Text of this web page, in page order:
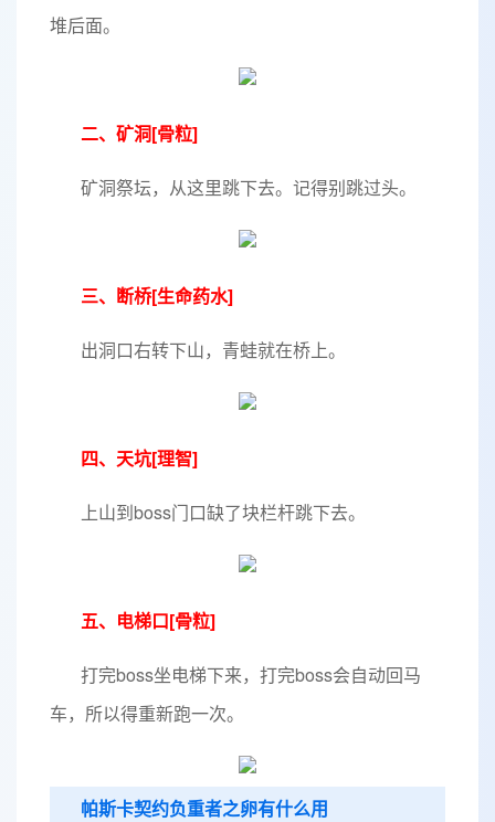
堆后面。
二、矿洞[骨粒]
矿洞祭坛，从这里跳下去。记得别跳过头。
三、断桥[生命药水]
出洞口右转下山，青蛙就在桥上。
四、天坑[理智]
上山到boss门口缺了块栏杆跳下去。
五、电梯口[骨粒]
打完boss坐电梯下来，打完boss会自动回马
车，所以得重新跑一次。
帕斯卡契约负重者之卵有什么用